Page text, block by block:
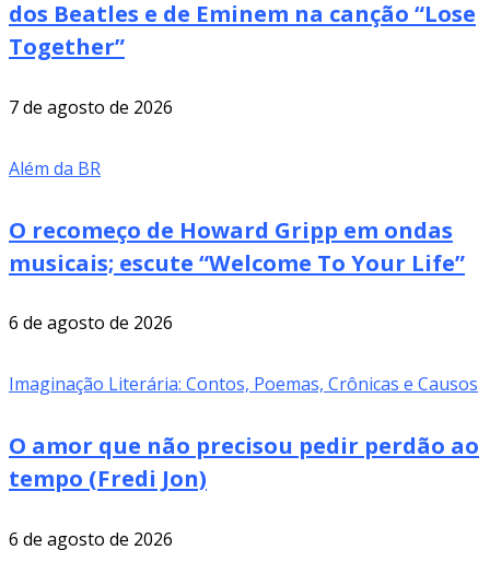
dos Beatles e de Eminem na canção “Lose
Together”
7 de agosto de 2026
Além da BR
O recomeço de Howard Gripp em ondas
musicais; escute “Welcome To Your Life”
6 de agosto de 2026
Imaginação Literária: Contos, Poemas, Crônicas e Causos
O amor que não precisou pedir perdão ao
tempo (Fredi Jon)
6 de agosto de 2026